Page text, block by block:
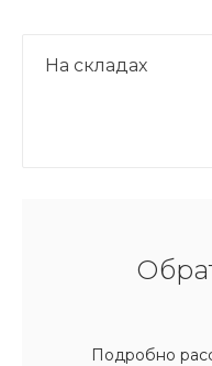
На складах
Подробно